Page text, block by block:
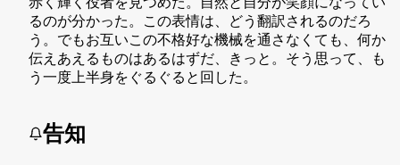
るのが分かった。この表情は、どう翻訳されるのだろ
う。でもお互いこの不格好な機械を通さなくても、何か
伝えあえるものはあるはずだ、きっと。そう思って、も
う一度上半身をぐるぐると回した。
告知